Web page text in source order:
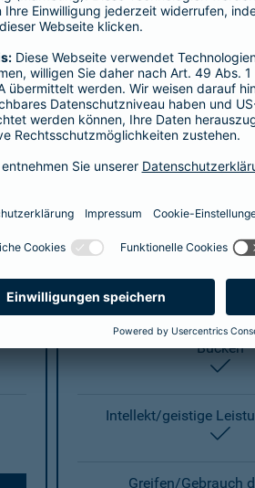
Stehen
Gehen
Knien
Bücken
Intellekt/geistige
Greifen/Gebrauch